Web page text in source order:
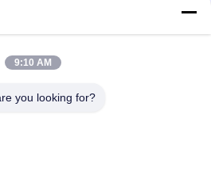
To 300C Brake Lining Roll with
2mm Thickness
Friction Roll 100mm Width for
9:10 AM
you looking for?